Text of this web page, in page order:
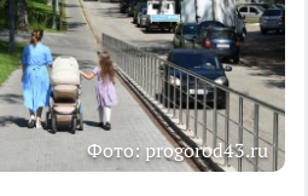
Фото: progorod43.ru